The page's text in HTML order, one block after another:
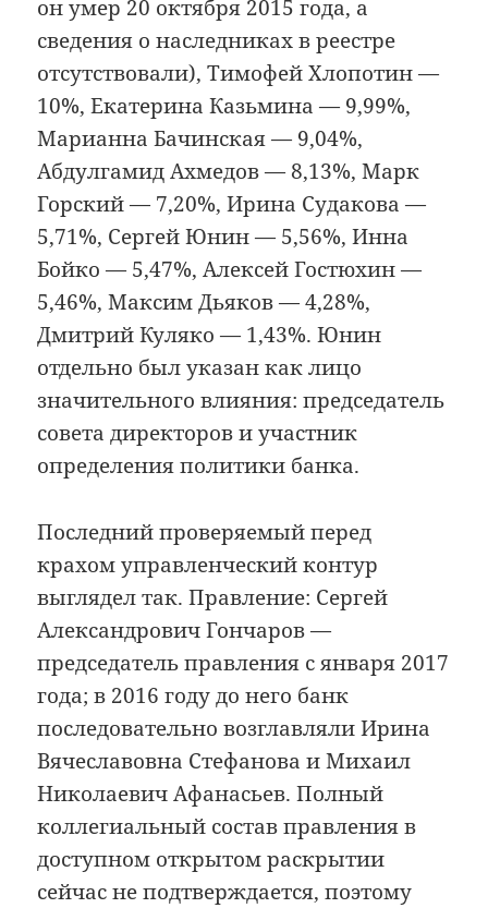
он умер 20 октября 2015 года, а
сведения о наследниках в реестре
отсутствовали), Тимофей Хлопотин —
10%, Екатерина Казьмина — 9,99%,
Марианна Бачинская — 9,04%,
Абдулгамид Ахмедов — 8,13%, Марк
Горский — 7,20%, Ирина Судакова —
5,71%, Сергей Юнин — 5,56%, Инна
Бойко — 5,47%, Алексей Гостюхин —
5,46%, Максим Дьяков — 4,28%,
Дмитрий Куляко — 1,43%. Юнин
отдельно был указан как лицо
значительного влияния: председатель
совета директоров и участник
определения политики банка.
Последний проверяемый перед
крахом управленческий контур
выглядел так. Правление: Сергей
Александрович Гончаров —
председатель правления с января 2017
года; в 2016 году до него банк
последовательно возглавляли Ирина
Вячеславовна Стефанова и Михаил
Николаевич Афанасьев. Полный
коллегиальный состав правления в
доступном открытом раскрытии
сейчас не подтверждается, поэтому